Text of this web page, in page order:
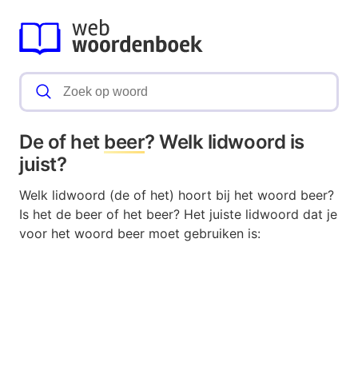
De of het beer? Welk lidwoord is
juist?
Welk lidwoord (de of het) hoort bij het woord beer?
Is het de beer of het beer? Het juiste lidwoord dat je
voor het woord beer moet gebruiken is: